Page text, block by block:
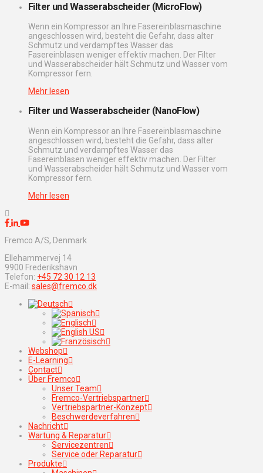
Filter und Wasserabscheider (MicroFlow)
Wenn ein Kompressor an Ihre Fasereinblasmaschine
angeschlossen wird, besteht die Gefahr, dass alter
Schmutz und verdampftes Wasser das
Fasereinblasen weniger effektiv machen. Der Filter
und Wasserabscheider hält Schmutz und Wasser vom
Kompressor fern.
Mehr lesen
Filter und Wasserabscheider (NanoFlow)
Wenn ein Kompressor an Ihre Fasereinblasmaschine
angeschlossen wird, besteht die Gefahr, dass alter
Schmutz und verdampftes Wasser das
Fasereinblasen weniger effektiv machen. Der Filter
und Wasserabscheider hält Schmutz und Wasser vom
Kompressor fern.
Mehr lesen
Fremco A/S, Denmark
Ellehammervej 14
9900 Frederikshavn
Telefon: +45 72 30 12 13
E-mail: sales@fremco.dk
Webshop
E-Learning
Contact
Über Fremco
Unser Team
Fremco-Vertriebspartner
Vertriebspartner-Konzept
Beschwerdeverfahren
Nachricht
Wartung & Reparatur
Servicezentren
Service oder Reparatur
Produkte